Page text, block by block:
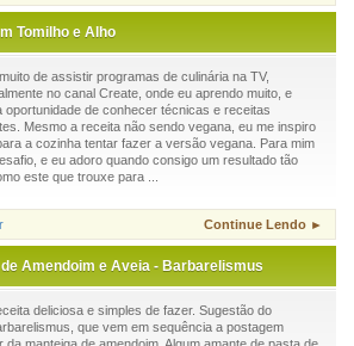
Tomilho e Alho
de assistir programas de culinária na TV,
no canal Create, onde eu aprendo muito, e
oportunidade de conhecer técnicas e receitas
Mesmo a receita não sendo vegana, eu me inspiro
a cozinha tentar fazer a versão vegana. Para mim
e eu adoro quando consigo um resultado tão
este que trouxe para ...
Continue Lendo ►
Amendoim e Aveia - Barbarelismus
deliciosa e simples de fazer. Sugestão do
que vem em sequência a postagem